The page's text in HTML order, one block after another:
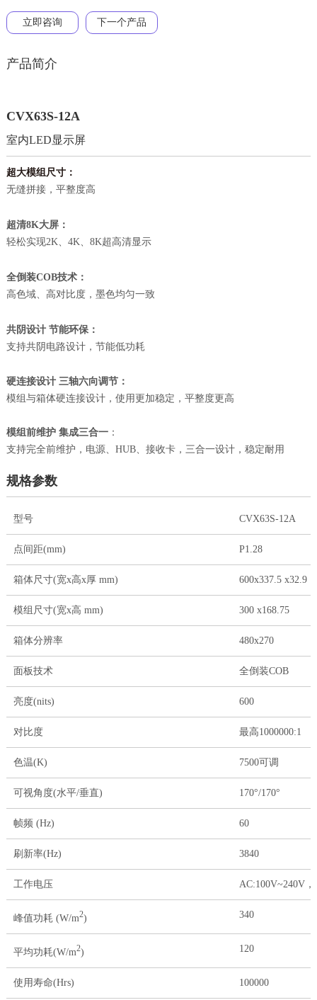
立即咨询 下一个产品
产品简介
CVX63S-12A
室内LED显示屏
超大模组尺寸：
无缝拼接，平整度高
超清8K大屏：
轻松实现2K、4K、8K超高清显示
全倒装COB技术：
高色域、高对比度，墨色均匀一致
共阴设计 节能环保：
支持共阴电路设计，节能低功耗
硬连接设计 三轴六向调节：
模组与箱体硬连接设计，使用更加稳定，平整度更高
模组前维护 集成三合一：
支持完全前维护，电源、HUB、接收卡，三合一设计，稳定耐用
规格参数
型号 CVX63S-12A
点间距(mm) P1.28
箱体尺寸(宽x高x厚 mm) 600x337.5 x32.9
模组尺寸(宽x高 mm) 300 x168.75
箱体分辨率 480x270
面板技术 全倒装COB
亮度(nits) 600
对比度 最高1000000:1
色温(K) 7500可调
可视角度(水平/垂直) 170°/170°
帧频 (Hz) 60
刷新率(Hz) 3840
工作电压 AC:100V~240V，
峰值功耗 (W/m2) 340
平均功耗(W/m2) 120
使用寿命(Hrs) 100000